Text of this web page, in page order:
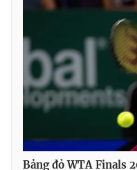
Đài
Cơ quan báo chí:
Thời báo
Giấy phép hoạt động báo
cấp ngày 29/12/2023
Tổng Biên tập:Vũ Thanh
Nguyễn Trọng Ninh
Tổng đài VTV:024.38 355
Bảng đỏ WTA Finals